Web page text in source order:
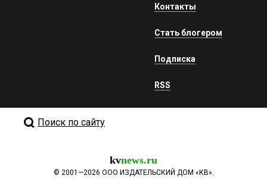
Контакты
Стать блогером
Подписка
RSS
Поиск по сайту
kvnews.ru
© 2001—2026 ООО ИЗДАТЕЛЬСКИЙ ДОМ «КВ».